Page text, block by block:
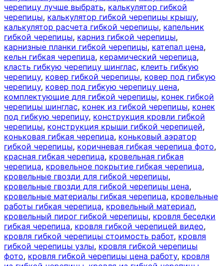
черепицу лучше выбрать, калькулятор гибкой
черепицы, калькулятор гибкой черепицы крышу,
калькулятор расчета гибкой черепицы, капельник
гибкой черепицы, карниз гибкой черепицы,
карнизные планки гибкой черепицы, катепал цена,
кельн гибкая черепица, керамический черепица,
класть гибкую черепицу шинглас, клеить гибкую
черепицу, ковер гибкой черепицы, ковер под гибкую
черепицу, ковер под гибкую черепицу цена,
комплектующие для гибкой черепицы, конек гибкой
черепицы шинглас, конек из гибкой черепицы, конек
под гибкую черепицу, конструкция кровли гибкой
черепицы, конструкция крыши гибкой черепицей,
коньковая гибкая черепица, коньковый аэратор
гибкой черепицы, коричневая гибкая черепица фото,
красная гибкая черепица, кровельная гибкая
черепица, кровельное покрытие гибкая черепица,
кровельные гвозди для гибкой черепицы,
кровельные гвозди для гибкой черепицы цена,
кровельные материалы гибкая черепица, кровельные
работы гибкая черепица, кровельный материал,
кровельный пирог гибкой черепицы, кровля беседки
гибкая черепица, кровля гибкой черепицей видео,
кровля гибкой черепицы стоимость работ, кровля
гибкой черепицы узлы, кровля гибкой черепицы
фото, кровля гибкой черепицы цена работу, кровля